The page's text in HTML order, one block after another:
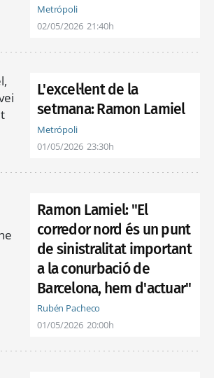
Metrópoli
02/05/2026 21:40h
L'excel·lent de la
setmana: Ramon Lamiel
Metrópoli
01/05/2026 23:30h
Ramon Lamiel: "El
corredor nord és un punt
de sinistralitat important
a la conurbació de
Barcelona, hem d'actuar"
Rubén Pacheco
01/05/2026 20:00h